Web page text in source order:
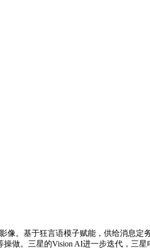
基于狂言语模子赋能，供给消息定务
做。三星的Vision AI进一步迭代，三